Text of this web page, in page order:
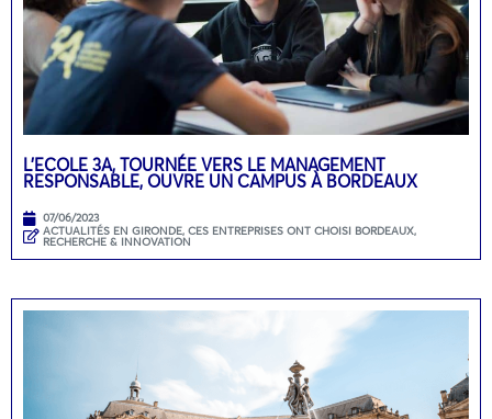
L’ECOLE 3A, TOURNÉE VERS LE MANAGEMENT
RESPONSABLE, OUVRE UN CAMPUS À BORDEAUX
07/06/2023
ACTUALITÉS EN GIRONDE, CES ENTREPRISES ONT CHOISI BORDEAUX,
RECHERCHE & INNOVATION